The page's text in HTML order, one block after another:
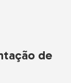
de